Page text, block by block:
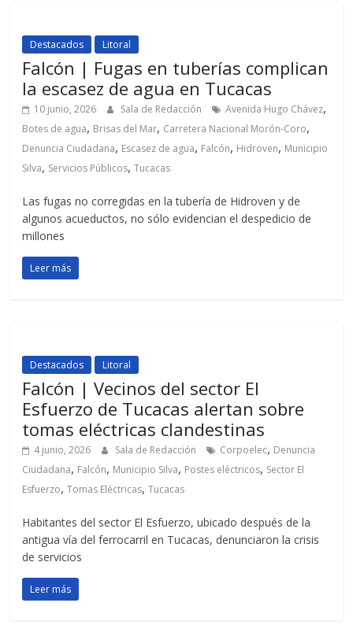
Destacados Litoral
Falcón | Fugas en tuberías complican
la escasez de agua en Tucacas
10 junio, 2026 Sala de Redacción Avenida Hugo Chávez,
Botes de agua, Brisas del Mar, Carretera Nacional Morón-Coro,
Denuncia Ciudadana, Escasez de agua, Falcón, Hidroven, Municipio
Silva, Servicios Públicos,Tucacas
Las fugas no corregidas en la tubería de Hidroven y de
algunos acueductos, no sólo evidencian el despedicio de
millones
Leer más
Destacados Litoral
Falcón | Vecinos del sector El
Esfuerzo de Tucacas alertan sobre
tomas eléctricas clandestinas
4 junio, 2026 Sala de Redacción Corpoelec, Denuncia
Ciudadana, Falcón, Municipio Silva, Postes eléctricos, Sector El
Esfuerzo,Tomas Eléctricas,Tucacas
Habitantes del sector El Esfuerzo, ubicado después de la
antigua vía del ferrocarril en Tucacas, denunciaron la crisis
de servicios
Leer más